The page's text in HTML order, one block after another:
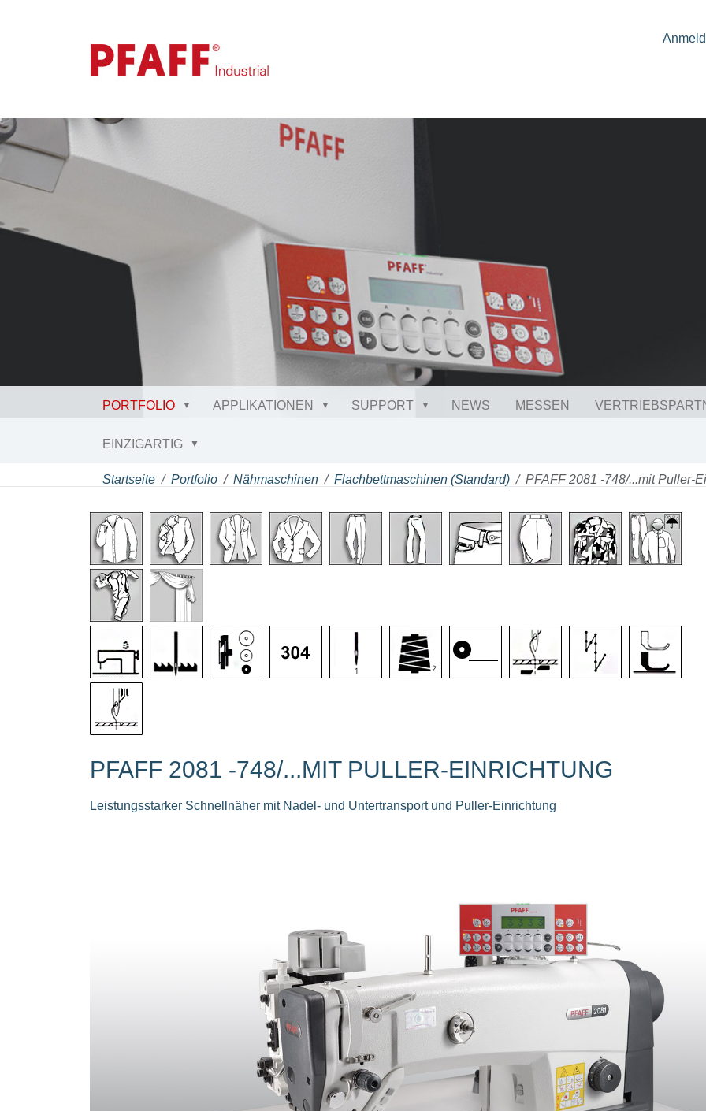
PORTFOLIO APPLIKATIONEN SUPPORT NEWS MESSEN
EINZIGARTIG
Startseite Portfolio Nähmaschinen Flachbettmaschinen (Standard) PFAFF 2081 -748/...mit Puller-
PFAFF 2081 -748/...MIT PULLER-EINRICHTUNG
Leistungsstarker Schnellnäher mit Nadel- und Untertransport und Puller-Einrichtung